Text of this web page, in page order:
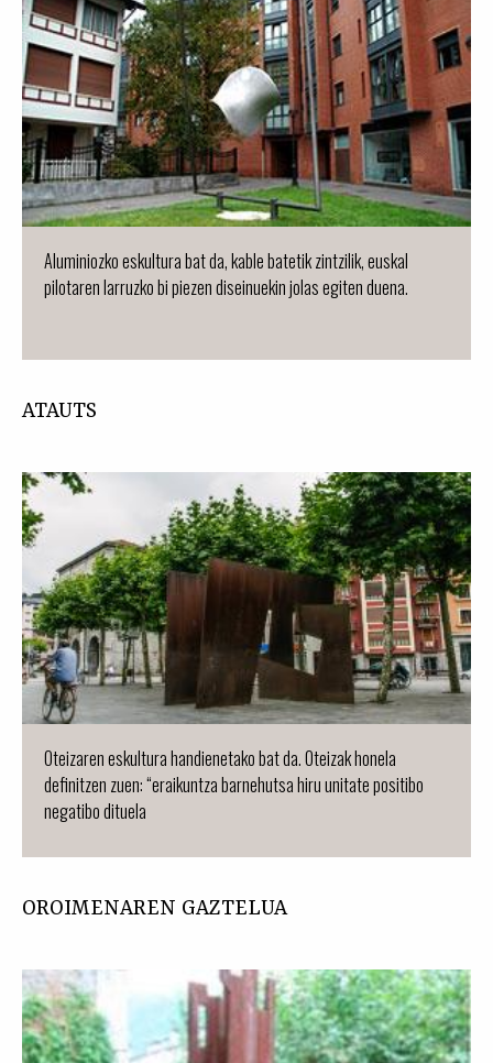
Aluminiozko eskultura bat da, kable batetik zintzilik, euskal
pilotaren larruzko bi piezen diseinuekin jolas egiten duena.
ATAUTS
Oteizaren eskultura handienetako bat da. Oteizak honela
definitzen zuen: “eraikuntza barnehutsa hiru unitate positibo
negatibo dituela
OROIMENAREN GAZTELUA